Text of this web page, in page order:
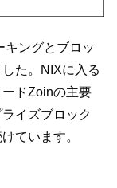
キングとブロッ
た。NIXに入る
ドZoinの主要
イズブロック
ています。